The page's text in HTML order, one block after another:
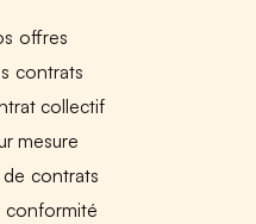
offres
contrats
collectif
mesure
contrats
conformité